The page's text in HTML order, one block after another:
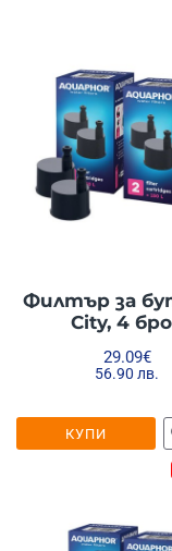
Филтър за
City, 4
29.09€
56.90 лв.
КУПИ